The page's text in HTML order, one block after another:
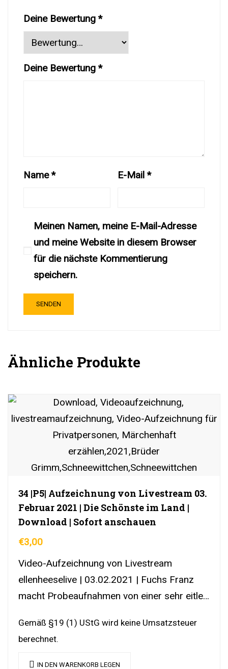
Deine Bewertung*
Deine Bewertung*
Name* E-Mail*
Meinen Namen, meine E-Mail-Adresse
und meine Website in diesem Browser
für die nächste Kommentierung
speichern.
Ähnliche Produkte
34 |P5| Aufzeichnung von Livestream 03.
Februar 2021 | Die Schönste im Land |
Download | Sofort anschauen
€3,00
Video-Aufzeichnung von Livestream
ellenheeselive | 03.02.2021 | Fuchs Franz
macht Probeaufnahmen von einer sehr eitlen
Gemäß §19 (1) UStG wird keine Umsatzsteuer
berechnet.
IN DEN WARENKORB LEGEN